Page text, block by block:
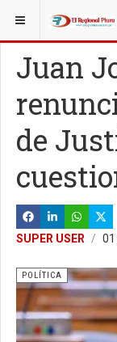
ESTÁ AQUÍ:
Juan
de
SUPER USER 01
POLÍTICA